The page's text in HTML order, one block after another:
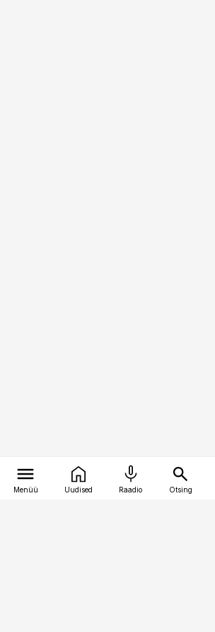
Menüü Uudised Raadio Otsing